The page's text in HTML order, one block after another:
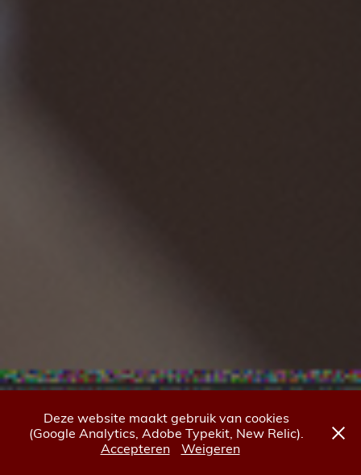
Deze website maakt gebruik van cookies
(Google Analytics, Adobe Typekit, New Relic).
Accepteren
Weigeren